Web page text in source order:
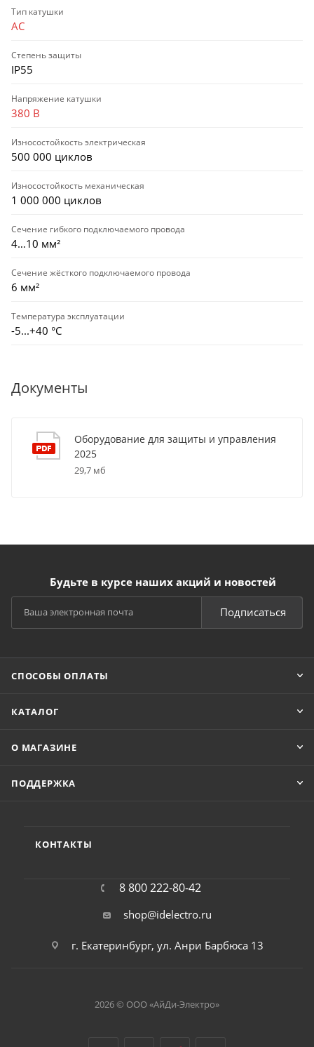
Тип катушки
AC
Степень защиты
IP55
Напряжение катушки
380 В
Износостойкость электрическая
500 000 циклов
Износостойкость механическая
1 000 000 циклов
Сечение гибкого подключаемого провода
4…10 мм²
Сечение жёсткого подключаемого провода
6 мм²
Температура эксплуатации
-5...+40 °С
Документы
Оборудование для защиты и управления
2025
29,7 мб
Будьте в курсе наших акций и новостей
Подписаться
СПОСОБЫ ОПЛАТЫ
КАТАЛОГ
О МАГАЗИНЕ
ПОДДЕРЖКА
КОНТАКТЫ
8 800 222-80-42
shop@idelectro.ru
г. Екатеринбург, ул. Анри Барбюса 13
2026 © ООО «АйДи-Электро»